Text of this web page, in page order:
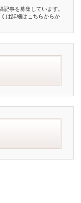
記事を募集しています。
は詳細は こちらからか